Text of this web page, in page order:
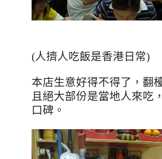
(人擠人吃飯是香港日常)
本店生意好得不得了 ，翻
且絕大部份是當地人來吃
口碑 。